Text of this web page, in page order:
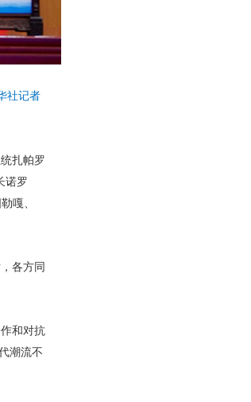
社记者
扎帕罗
诺罗
嘎、
各方同
和对抗
潮流不